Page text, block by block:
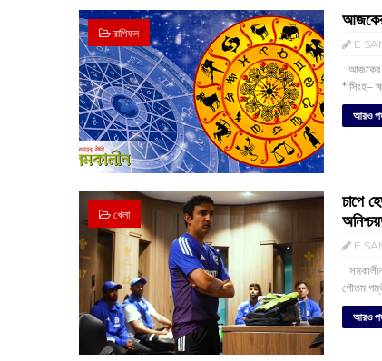
রাশিফল
E
আজকের
* সিংহ–
আরও
খেলা
চাপে
E
গৌতম
আরও